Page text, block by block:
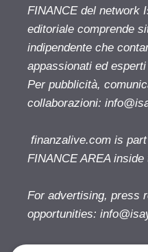
FINANCE del network
editoriale comprende
indipendente che
appassionati ed
Per pubblicità,
collaborazioni:
finanzalive.com is
FINANCE AREA
For advertising, press
opportunities: